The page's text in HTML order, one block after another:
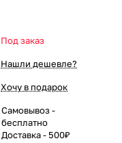
Под заказ
Нашли дешевле?
Хочу в подарок
Самовывоз -
бесплатно
Доставка - 500₽